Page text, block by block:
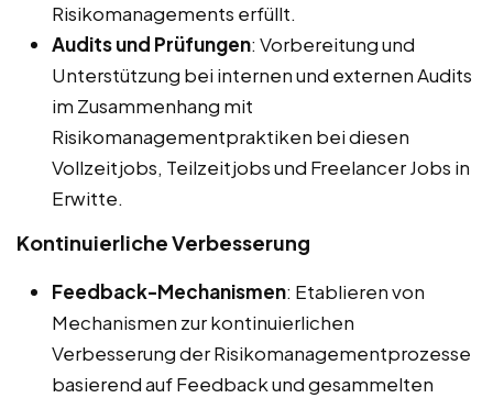
Risikomanagements erfüllt.
Audits und Prüfungen: Vorbereitung und
Unterstützung bei internen und externen Audits
im Zusammenhang mit
Risikomanagementpraktiken bei diesen
Vollzeitjobs, Teilzeitjobs und Freelancer Jobs in
Erwitte.
Kontinuierliche Verbesserung
Feedback-Mechanismen: Etablieren von
Mechanismen zur kontinuierlichen
Verbesserung der Risikomanagementprozesse
basierend auf Feedback und gesammelten